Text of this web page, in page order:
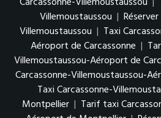
Villemoustaussou |
Villemoustaussou | Taxi
Aéroport de Carcassonne |
Villemoustaussou-Aéroport de
Carcassonne-Villemoustaussou-
Taxi Carcassonne-
Montpellier | Tarif taxi